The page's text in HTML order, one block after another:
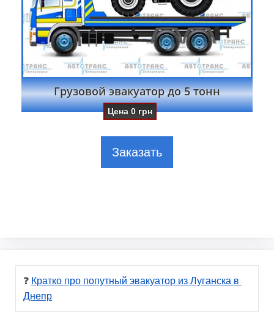
Грузовой эвакуатор до 5 тонн
Цена0 грн
Заказать
❓ Кратко про попутный эвакуатор из Луганска в
Днепр